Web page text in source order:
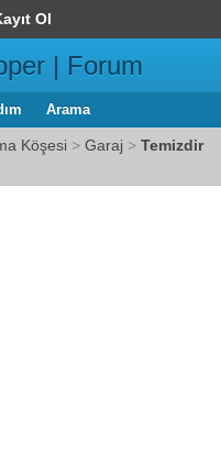
Ol
| Forum
Arama
Köşesi > Garaj > Temizdir